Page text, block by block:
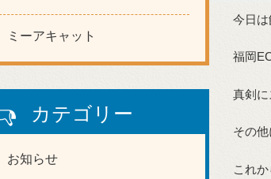
今日は
福岡
真剣に
その
これ
ミーアキャット
カテゴリー
お知らせ